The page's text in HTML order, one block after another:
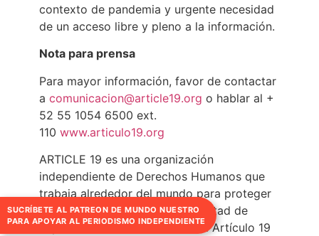
contexto de pandemia y urgente necesidad
de un acceso libre y pleno a la información.
Nota para prensa
Para mayor información, favor de contactar
a comunicacion@article19.org o hablar al +
52 55 1054 6500 ext.
110 www.articulo19.org
ARTICLE 19 es una organización
independiente de Derechos Humanos que
trabaja alrededor del mundo para proteger
y promover el derecho a la libertad de
expresión. Toma su nombre del Artículo 19
SUCRÍBETE AL PATREON DE MUNDO NUESTRO
PARA APOYAR AL PERIODISMO INDEPENDIENTE